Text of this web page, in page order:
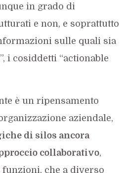
in grado di
e non, e soprattutto
sulle quali sia
i cosiddetti “actionable
è un ripensamento
aziendale,
di silos ancora
collaborativo,
che a diverso